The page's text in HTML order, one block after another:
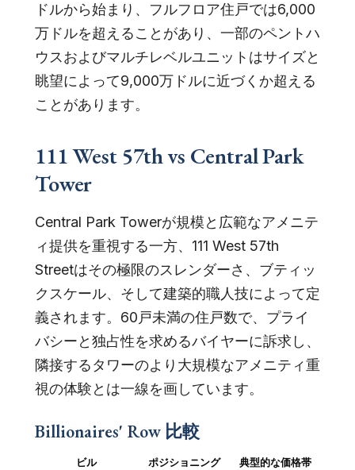
ドルから始まり、フルフロア住戸では6,000
万ドルを超えることがあり、一部のペントハ
ウスおよびマルチレベルユニットはサイズと
眺望によって9,000万ドルに近づくか超える
ことがあります。
111 West 57th vs Central Park
Tower
Central Park Towerが規模と広範なアメニテ
ィ提供を重視する一方、111 West 57th
Streetはその極限のスレンダーさ、ブティッ
クスケール、そして建築的職人技によって定
義されます。60戸未満の住戸数で、プライ
バシーと独占性を求めるバイヤーに訴求し、
隣接するタワーのより大規模なアメニティ重
視の体験とは一線を画しています。
Billionaires' Row 比較
ビル ポジショニング 典型的な価格帯